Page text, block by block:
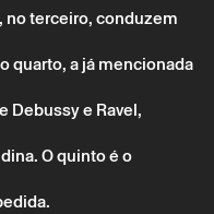
terceiro, conduzem
quarto, a já mencionada
Debussy e Ravel,
O quinto é o